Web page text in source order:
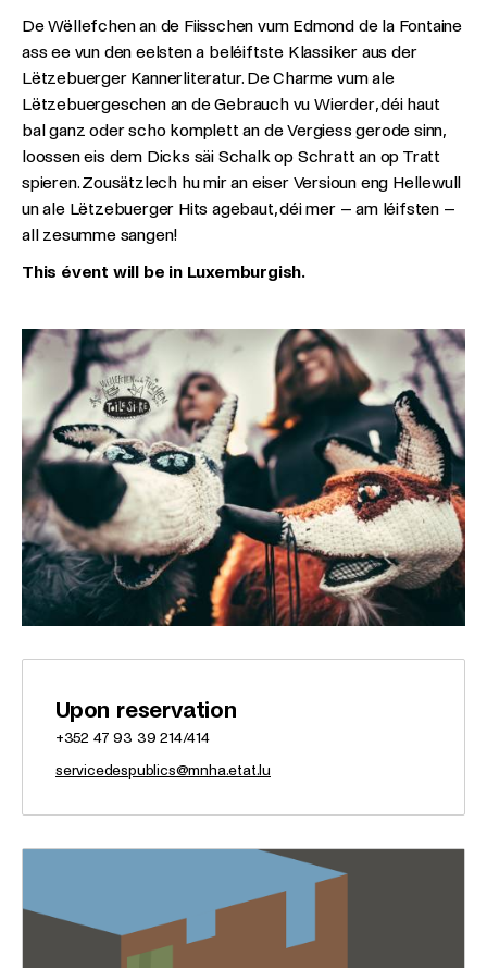
De Wëllefchen an de Fiisschen vum Edmond de la Fontaine
ass ee vun den eelsten a beléiftste Klassiker aus der
Lëtzebuerger Kannerliteratur. De Charme vum ale
Lëtzebuergeschen an de Gebrauch vu Wierder, déi haut
bal ganz oder scho komplett an de Vergiess gerode sinn,
loossen eis dem Dicks säi Schalk op Schratt an op Tratt
spieren. Zousätzlech hu mir an eiser Versioun eng Hellewull
un ale Lëtzebuerger Hits agebaut, déi mer – am léifsten –
all zesumme sangen!
This évent will be in Luxemburgish.
Upon reservation
+352 47 93 39 214/414
servicedespublics@mnha.etat.lu